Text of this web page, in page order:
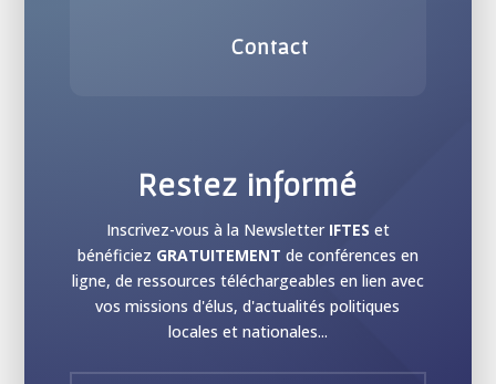
Contact
Restez informé
Inscrivez-vous à la Newsletter IFTES et
bénéficiez GRATUITEMENT de conférences en
ligne, de ressources téléchargeables en lien avec
vos missions d'élus, d'actualités politiques
locales et nationales...